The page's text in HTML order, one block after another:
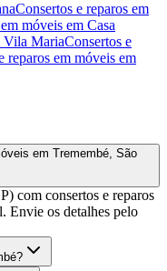
Consertos e reparos em
móveis em Casa
Vila MariaConsertos e
reparos em móveis em
em Tremembé, São
com consertos e reparos
Envie os detalhes pelo